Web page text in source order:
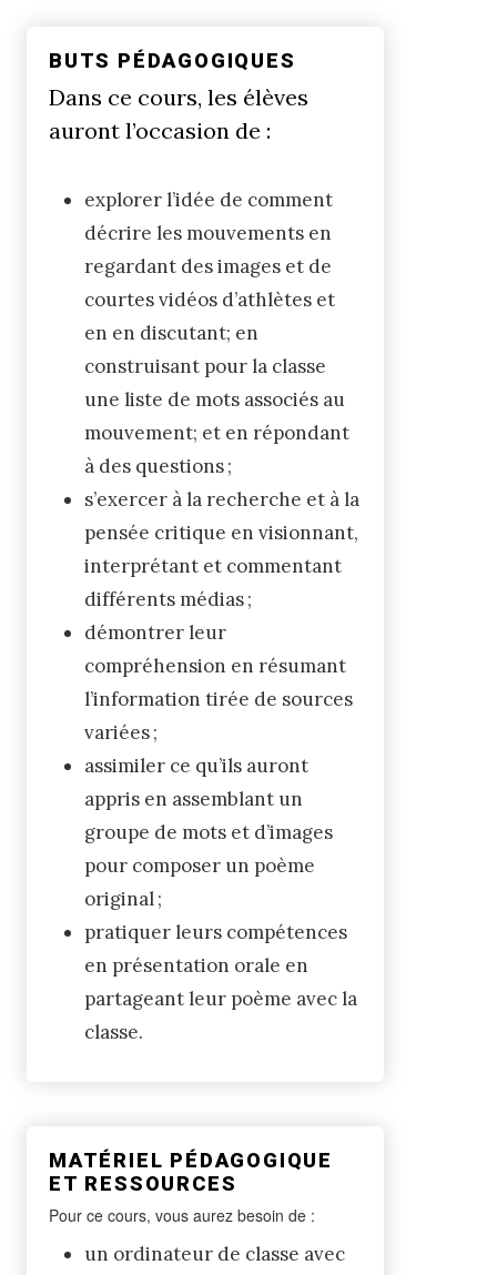
BUTS PÉDAGOGIQUES
Dans ce cours, les élèves
auront l’occasion de :
explorer l’idée de comment
décrire les mouvements en
regardant des images et de
courtes vidéos d’athlètes et
en en discutant; en
construisant pour la classe
une liste de mots associés au
mouvement; et en répondant
à des questions ;
s’exercer à la recherche et à la
pensée critique en visionnant,
interprétant et commentant
différents médias ;
démontrer leur
compréhension en résumant
l’information tirée de sources
variées ;
assimiler ce qu’ils auront
appris en assemblant un
groupe de mots et d’images
pour composer un poème
original ;
pratiquer leurs compétences
en présentation orale en
partageant leur poème avec la
classe.
MATÉRIEL PÉDAGOGIQUE
ET RESSOURCES
Pour ce cours, vous aurez besoin de :
un ordinateur de classe avec